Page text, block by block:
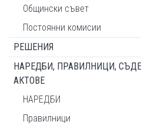
Общински съвет
Постоянни комисии
РЕШЕНИЯ
НАРЕДБИ, ПРАВИЛНИЦИ,
АКТОВЕ
НАРЕДБИ
Правилници